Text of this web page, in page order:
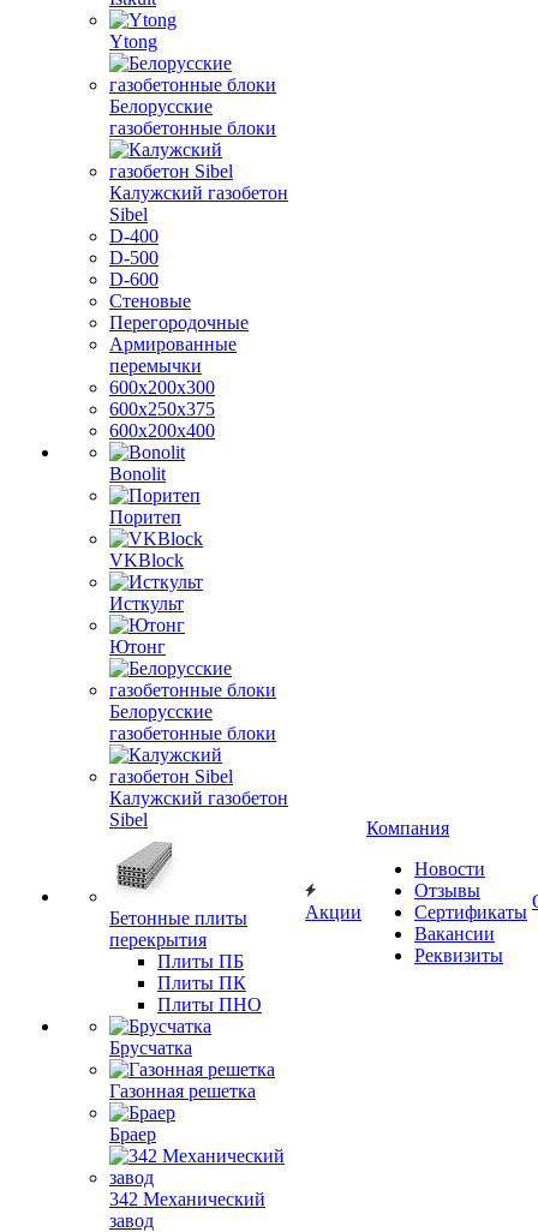
Ytong
Белорусские
газобетонные блоки
Калужский газобетон
Sibel
D-400
D-500
D-600
Стеновые
Перегородочные
Армированные
перемычки
600х200х300
600х250х375
600х200х400
Bonolit
Поритеп
VKBlock
Исткульт
Ютонг
Белорусские
газобетонные блоки
Калужский газобетон
Sibel
Бетонные плиты
перекрытия
Плиты ПБ
Плиты ПК
Плиты ПНО
Брусчатка
Газонная решетка
Браер
342 Механический
завод
Акции
Компания
Новости
Отзывы
Сертификаты
Вакансии
Реквизиты